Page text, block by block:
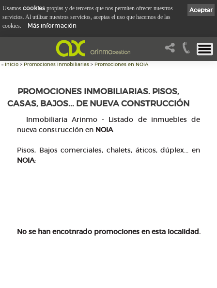
:: Inicio > Promociones inmobiliarias > Promociones en NOIA
PROMOCIONES INMOBILIARIAS. PISOS,
CASAS, BAJOS... DE NUEVA CONSTRUCCIÓN
Inmobiliaria Arinmo - Listado de inmuebles de
nueva construcción en NOIA
Pisos, Bajos comerciales, chalets, áticos, dúplex... en
NOIA:
No se han encotnrado promociones en esta localidad.
Aceptar
Usamos cookies propias y de terceros que nos permiten ofrecer nuestros
servicios. Al utilizar nuestros servicios, aceptas el uso que hacemos de las
cookies.
Más información